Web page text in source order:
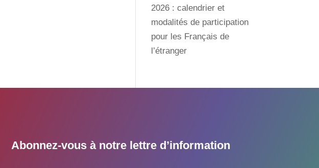
2026 : calendrier et
modalités de participation
pour les Français de
l’étranger
Abonnez-vous à notre lettre d’information